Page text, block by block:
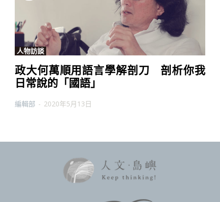
人物訪談
政大何萬順用語言學解剖刀 剖析你我
日常說的「國語」
編輯部 - 2020年5月13日